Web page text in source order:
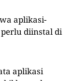
aplikasi-
diinstal di
aplikasi